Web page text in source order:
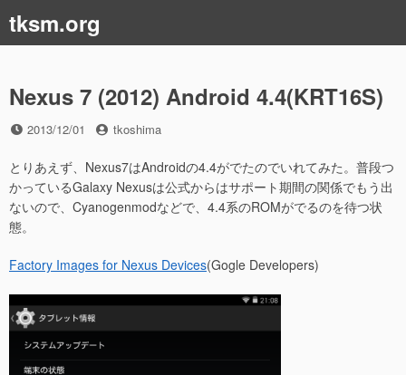
ン
テ
ツ
へ
ス
ッ
プ
tksm.org
Nexus 7 (2012) Android 4.4(KRT16S)
投
日
2013/12/01
投
者
tkoshima
とりあえず、Nexus7はAndroidの4.4がでたのでいれてみた。普段つ
かっているGalaxy Nexusは公式からはサポート期間の関係でもう出
ないので、Cyanogenmodなどで、4.4系のROMがでるのを待つ状
態。
Factory Images for Nexus Devices(Gogle Developers)